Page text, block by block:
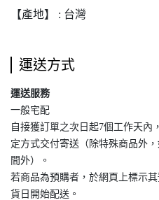
【產地】 : 台灣
運送方式
運送服務
一般宅配
自接獲訂單之次日起7個工作天內
定方式交付寄送（除特殊商品外
間外）。
若商品為預購者，於網頁上標示
貨日開始配送。